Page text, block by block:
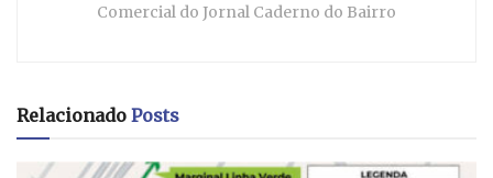
Comercial do Jornal Caderno do Bairro
Relacionado Posts